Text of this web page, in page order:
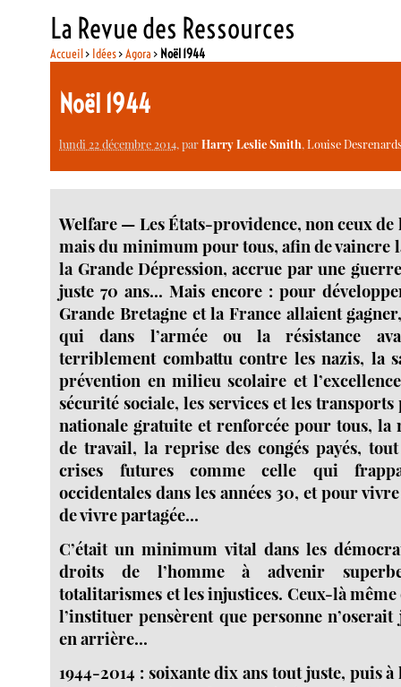
La Revue des Ressources
Accueil> Idées>Agora > Noël 1944
Noël 1944
lundi 22 décembre 2014, parHarry Leslie Smith,Louise
Welfare — Les États-providence, non ceux
mais du minimum pour tous, afin de vaincre
la Grande Dépression, accrue par une
juste 70 ans... Mais encore : pour
Grande Bretagne et la France allaient
qui dans l’armée ou la résistance
terriblement combattu contre les nazis, la
prévention en milieu scolaire et
sécurité sociale, les services et les
nationale gratuite et renforcée pour tous, la
de travail, la reprise des congés payés,
crises futures comme celle qui
occidentales dans les années 30, et pour
de vivre partagée...
C’était un minimum vital dans les
droits de l’homme à advenir
totalitarismes et les injustices. Ceux-là
l’instituer pensèrent que personne
en arrière...
1944-2014 : soixante dix ans tout juste, puis à